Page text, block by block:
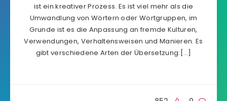
ist ein kreativer Prozess. Es ist viel mehr als die
Umwandlung von Wörtern oder Wortgruppen, im
Grunde ist es die Anpassung an fremde Kulturen,
Verwendungen, Verhaltensweisen und Manieren. Es
gibt verschiedene Arten der Übersetzung:[…]